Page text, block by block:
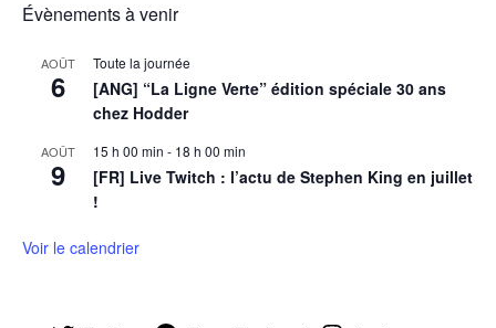
Évènements à venir
AOÛT
6
Toute la journée
[ANG] “La Ligne Verte” édition spéciale 30 ans
chez Hodder
AOÛT
9
15 h 00 min - 18 h 00 min
[FR] Live Twitch : l’actu de Stephen King en juillet
!
Voir le calendrier